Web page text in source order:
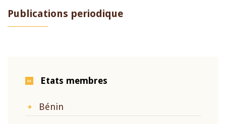
Publications periodique
Etats membres
Bénin